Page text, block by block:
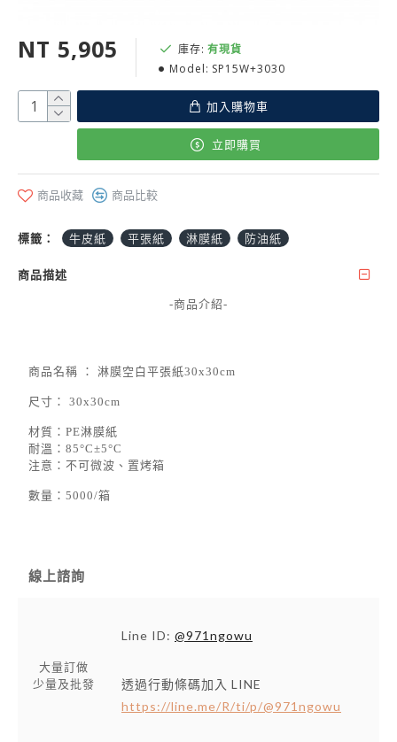
NT 5,905 庫存: 有現貨
Model: SP15W+3030
加入購物車
立即購買
商品收藏 商品比較
標籤： 牛皮紙 平張紙 淋膜紙 防油紙
商品描述
-商品介紹-
商品名稱 ： 淋膜空白平張紙30x30cm
尺寸： 30x30cm
材質：PE淋膜紙
耐溫：85°C±5°C
注意：不可微波、置烤箱
數量： 5000/箱
線上諮詢
大量訂做
少量及批發
Line ID: @971ngowu
透過行動條碼加入 LINE
https://line.me/R/ti/p/@971ngowu